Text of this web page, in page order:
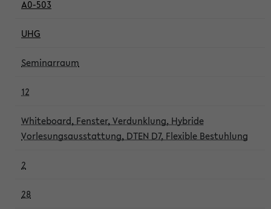
A0-503
UHG
Seminarraum
12
Whiteboard, Fenster, Verdunklung, Hybride
Vorlesungsausstattung, DTEN D7, Flexible Bestuhlung
2
28